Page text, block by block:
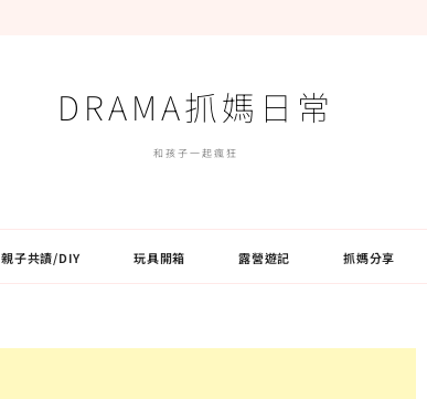
DRAMA抓媽日常
和孩子一起瘋狂
親子共讀/DIY 玩具開箱 露營遊記 抓媽分享